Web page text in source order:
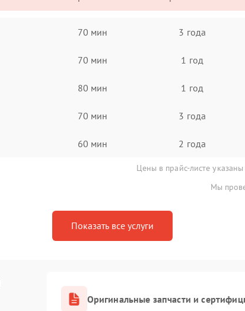
70 мин 3 года
70 мин 1 год
80 мин 1 год
70 мин 3 года
60 мин 2 года
Цены в прайс-листе
Мы
Показать все услуги
Оригинальные запчасти и